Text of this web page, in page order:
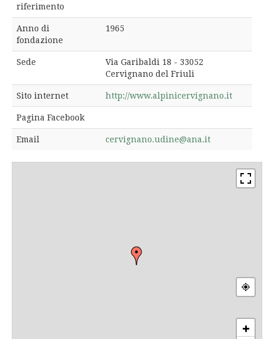
riferimento
Anno di
fondazione
1965
Sede
Via Garibaldi 18 - 33052
Cervignano del Friuli
Sito internet http://www.alpinicervignano.it
Pagina Facebook
Email cervignano.udine@ana.it
+